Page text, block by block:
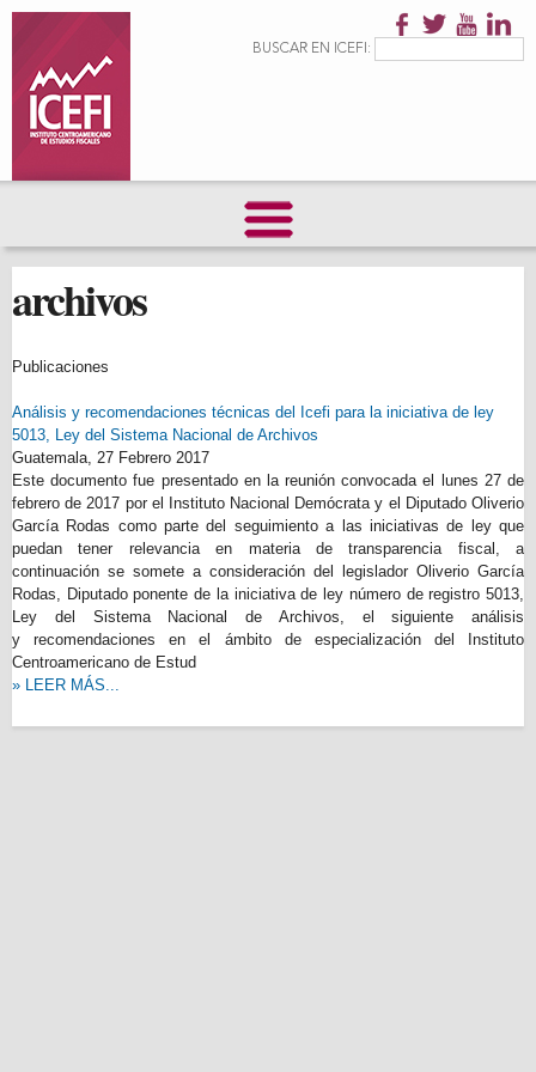
principalFormulario de
BUSCAR EN ICEFI:
archivos
Publicaciones
Análisis y recomendaciones técnicas del Icefi para la iniciativa de ley
5013, Ley del Sistema Nacional de Archivos
Guatemala, 27 Febrero 2017
Este documento fue presentado en la reunión convocada el lunes 27 de
febrero de 2017 por el Instituto Nacional Demócrata y el Diputado Oliverio
García Rodas como parte del seguimiento a las iniciativas de ley que
puedan tener relevancia en materia de transparencia fiscal, a
continuación se somete a consideración del legislador Oliverio García
Rodas, Diputado ponente de la iniciativa de ley número de registro 5013,
Ley del Sistema Nacional de Archivos, el siguiente análisis
y recomendaciones en el ámbito de especialización del Instituto
Centroamericano de Estud
» LEER MÁS...